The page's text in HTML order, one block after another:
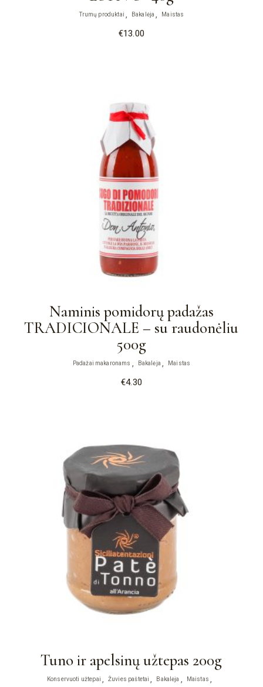
Trumų produktai Bakalėja Maistas
€13.00
Naminis pomidorų padažas
TRADICIONALE – su raudonėliu
500g
Padažai makaronams Bakalėja Maistas
€4.30
Tuno ir apelsinų užtepas 200g
Konservuoti užtepai Žuvies paštetai Bakalėja
Maistas